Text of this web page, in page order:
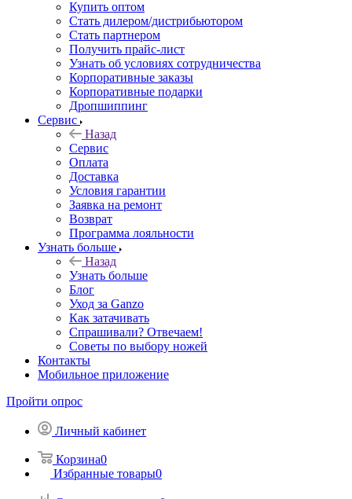
Купить оптом
Стать дилером/дистрибьютором
Стать партнером
Получить прайс-лист
Узнать об условиях сотрудничества
Корпоративные заказы
Корпоративные подарки
Дропшиппинг
Сервис
Назад
Сервис
Оплата
Доставка
Условия гарантии
Заявка на ремонт
Возврат
Программа лояльности
Узнать больше
Назад
Узнать больше
Блог
Уход за Ganzo
Как затачивать
Спрашивали? Отвечаем!
Советы по выбору ножей
Контакты
Мобильное приложение
Пройти опрос
Личный кабинет
Корзина0
Избранные товары0